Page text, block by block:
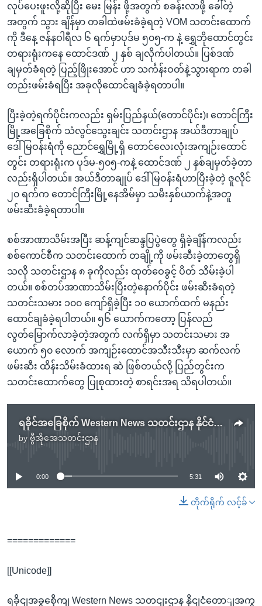
လုပ်ပေးဖူးလို့ဆိုပြီး မေး မြန်း ဖို့အတွက် စခန်းလာဖို့ ခေါ်တဲ့
အတွက် သွား ချိန်မှာ တခါထဲဖမ်းခံခဲ့ရတဲ့ VOM သတင်းထောက်
ကို ဒီနေ့ ဇန်နဝါရီလ ၆ ရက်မှာပုဒ်မ ၅၀၅-က နဲ့ ရွှေဘိုထောင်တွင်း
တရားရုံးကနေ ထောင်ဒဏ် ၂ နှစ် ချလိုက်ပါတယ်။ ပြစ်ဒဏ်
ချမှတ်ခံရတဲ့ ပြည့်ဖြိုးအောင် ဟာ သင်္ကန်းဝတ်နဲ့သွားရာက တခါ
တည်းဖမ်းခံရပြီး အခုလိုထောင်ချခံခဲ့ရတာပါ။
ပြီးခဲ့တဲ့ရက်ပိုင်းကလည်း ရှမ်းပြည်နယ်(တောင်ပိုင်း)၊ တောင်ကြီး
မြို့အခြေစိုက် သံလွင်သွေးချင်း သတင်းဌာန အယ်ဒီတာချုပ်
ဒေါ်မြဝန်းရံကို ညောင်ရွှေမြို့ရှိ တောင်လေးလုံးအကျဉ်းထောင်
တွင်း တရားရုံးက ပုဒ်မ-၅၀၅-ကနဲ့ ထောင်ဒဏ် ၂ နှစ်ချမှတ်ခဲ့တာ
လည်းရှိပါတယ်။ အယ်ဒီတာချုပ် ဒေါ်မြဝန်းရံဟာပြီးခဲ့တဲ့ ဇူလိုင်
၂၀ ရက်က တောင်ကြီးမြို့နေအိမ်မှာ သမီးနှစ်ယာက်နဲ့အတူ
ဖမ်းဆီးခံခဲ့ရတာပါ။
စစ်အာဏာသိမ်းအပြီး ဆန့်ကျင်ဆန္ဒပြပွဲတွေ ရှိခဲ့ချိန်ကလည်း
စစ်ကောင်စီက သတင်းထောက် တချို့ကို ဖမ်းဆီးခဲ့တာတွေရှိ
သလို သတင်းဌာန ၈ ခုကိုလည်း ထုတ်ဝေခွင့် ပိတ် သိမ်းခဲ့ပါ
တယ်။ စစ်တပ်အာဏာသိမ်းပြီးတဲ့နောက်ပိုင်း ဖမ်းဆီးခံရတဲ့
သတင်းသမား ၁၀၀ ကျော်ရှိခဲ့ပြီး ၁၀ ယောက်ထက် မနည်း
ထောင်ချခံခဲ့ရပါတယ်။ ၅၆ ယောက်ကတော့ ပြန်လည်
လွတ်မြောက်လာခဲ့တဲ့အတွက် လက်ရှိမှာ သတင်းသမား အ
ယောက် ၅၀ လောက် အကျဉ်းထောင်အသီးသီးမှာ ဆက်လက်
ဖမ်းဆီး ထိန်းသိမ်းခံထားရ ဆဲ ဖြစ်တယ်လို့ ပြည်တွင်းက
သတင်းထောက်တွေ ပြုစုထားတဲ့ စာရင်းအရ သိရပါတယ်။
ရခိုင်အခြေစိုက် Western News သတင်းဌာန နိုင်ငံတော်အကြည်ညိုပျက်စေမှုနဲ့ တရားစွဲခံရ
by ဗွီအိုအေသတင်းဌာန
No media source currently available
0:00 5:31
တိုက်ရိုက် လင့်ခ်
=============
[[Unicode]]
ရခိုငျအခွစေိုကျ Western News သတငျးဌာန နိုငျငံတောျအကွ